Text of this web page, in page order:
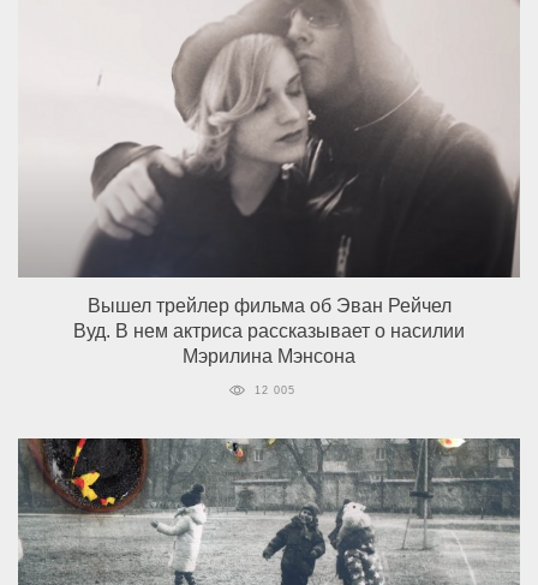
Вышел трейлер фильма об Эван Рейчел
Вуд. В нем актриса рассказывает о насилии
Мэрилина Мэнсона
12 005